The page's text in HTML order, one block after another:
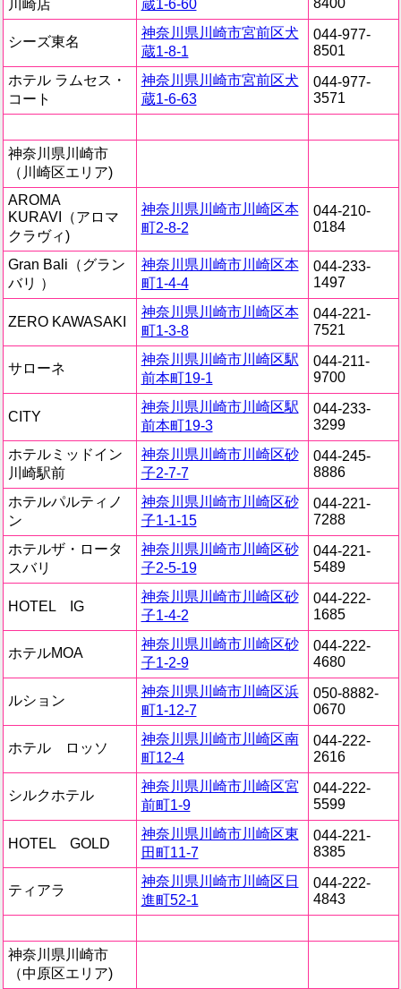
川崎店
蔵1-6-60
シーズ東名
神奈川県川崎市宮前区犬
蔵1-8-1
044-977-
8501
ホテル ラムセス・
コート
神奈川県川崎市宮前区犬
蔵1-6-63
044-977-
3571
神奈川県川崎市
（川崎区エリア)
AROMA
KURAVI（アロマ
クラヴィ)
神奈川県川崎市川崎区本
町2-8-2
044-210-
0184
Gran Bali（グラン
バリ ）
神奈川県川崎市川崎区本
町1-4-4
044-233-
1497
ZERO KAWASAKI
神奈川県川崎市川崎区本
町1-3-8
044-221-
7521
サローネ
神奈川県川崎市川崎区駅
前本町19-1
044-211-
9700
CITY
神奈川県川崎市川崎区駅
前本町19-3
044-233-
3299
ホテルミッドイン
川崎駅前
神奈川県川崎市川崎区砂
子2-7-7
044-245-
8886
ホテルパルティノ
ン
神奈川県川崎市川崎区砂
子1-1-15
044-221-
7288
ホテルザ・ロータ
スバリ
神奈川県川崎市川崎区砂
子2-5-19
044-221-
5489
HOTEL IG
神奈川県川崎市川崎区砂
子1-4-2
044-222-
1685
ホテルMOA
神奈川県川崎市川崎区砂
子1-2-9
044-222-
4680
ルション
神奈川県川崎市川崎区浜
町1-12-7
050-8882-
0670
ホテル ロッソ
神奈川県川崎市川崎区南
町12-4
044-222-
2616
シルクホテル
神奈川県川崎市川崎区宮
前町1-9
044-222-
5599
HOTEL GOLD
神奈川県川崎市川崎区東
田町11-7
044-221-
8385
ティアラ
神奈川県川崎市川崎区日
進町52-1
044-222-
4843
神奈川県川崎市
（中原区エリア)